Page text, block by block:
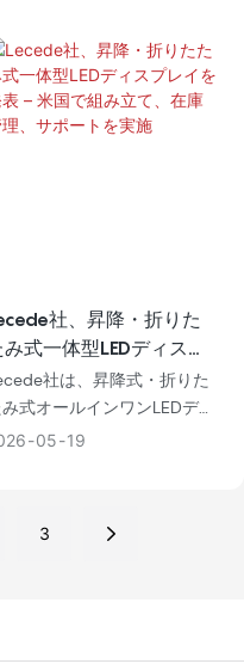
社、昇降・折りた
み式一体型LEDディスプ
イを発表 – 米国で組み
て、在庫管理、サポート
実施
社は、昇降式・折りた
式オールインワンLEDディ
レイを発表しました。テ
ー、40000:1の高コントラス
05 19
3